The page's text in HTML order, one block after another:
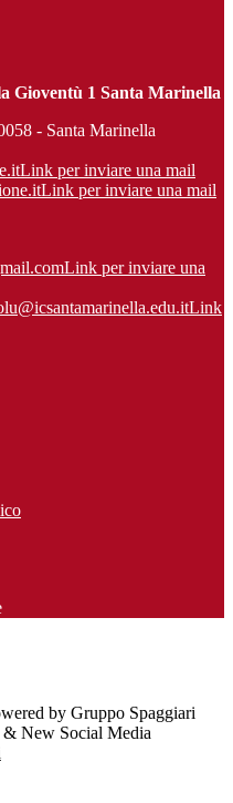
Gioventù 1 Santa Marinella
- Santa Marinella
Link per inviare una mail
Link per inviare una mail
Link per inviare una
Link
by Gruppo Spaggiari
New Social Media